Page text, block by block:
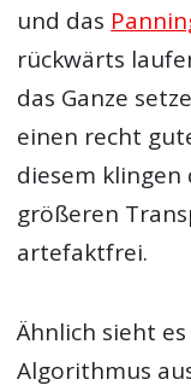
und das
rückwärts
das Ganze
einen recht
diesem klingen
größeren
artefaktfrei.
Ähnlich sieht
Algorithmus